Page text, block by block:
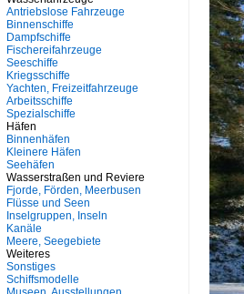
Antriebslose Fahrzeuge
Binnenschiffe
Dampfschiffe
Fischereifahrzeuge
Seeschiffe
Kriegsschiffe
Yachten, Freizeitfahrzeuge
Arbeitsschiffe
Spezialschiffe
Häfen
Binnenhäfen
Kleinere Häfen
Seehäfen
Wasserstraßen und Reviere
Fjorde, Förden, Meerbusen
Flüsse und Seen
Inselgruppen, Inseln
Kanäle
Meere, Seegebiete
Weiteres
Sonstiges
Schiffsmodelle